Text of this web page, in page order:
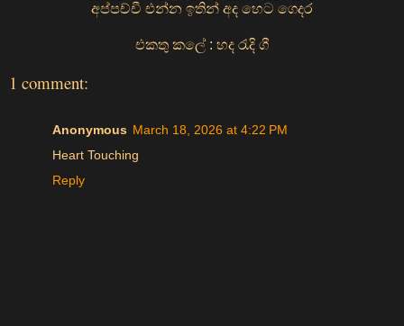
අප්පච්චී එන්න ඉතින් අද හෙට ගෙදර
එකතු කලේ : හද රැදි ගී
1 comment:
Anonymous March 18, 2026 at 4:22 PM
Heart Touching
Reply